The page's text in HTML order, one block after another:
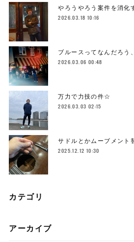
やろうやろう案件を消化
2026.03.18 10:16
ブルースってなんだろう
2026.03.06 00:48
万力で力技の件☆
2026.03.03 02:15
サドルとかムーブメント
2025.12.12 10:30
カテゴリ
アーカイブ